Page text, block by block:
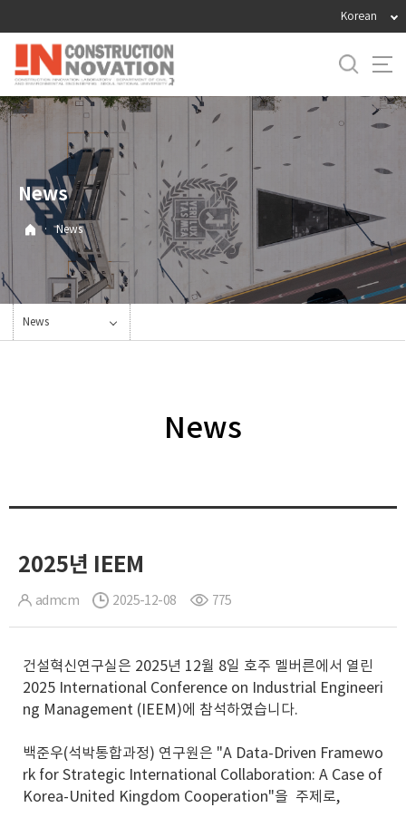
로
메
뉴
Korean
News
· News
News
News
2025년 IEEM
admcm 2025-12-08 775
건설혁신연구실은 2025년 12월 8일 호주 멜버른에서 열린
2025 International Conference on Industrial Engineeri
ng Management (IEEM)에 참석하였습니다.
백준우(석박통합과정) 연구원은 "A Data-Driven Framewo
rk for Strategic International Collaboration: A Case of
Korea-United Kingdom Cooperation"을 주제로,